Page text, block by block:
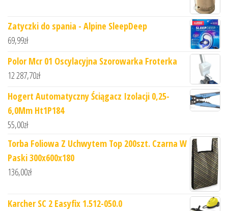
Zatyczki do spania - Alpine SleepDeep
69,99zł
Polor Mcr 01 Oscylacyjna Szorowarka Froterka
12 287,70zł
Hogert Automatyczny Ściągacz Izolacji 0,25-
6,0Mm Ht1P184
55,00zł
Torba Foliowa Z Uchwytem Top 200szt. Czarna W
Paski 300x600x180
136,00zł
Karcher SC 2 Easyfix 1.512-050.0